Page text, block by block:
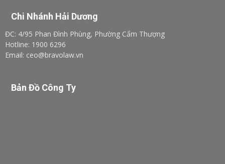
Chi Nhánh Hải Dương
ĐC: 4/95 Phan Đình Phùng, Phường Cẩm Thượng
Hotline: 1900 6296
Email: ceo@bravolaw.vn
Bản Đồ Công Ty